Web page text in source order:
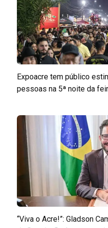
Expoacre tem público
pessoas na 5ª noite da
“Viva o Acre!”: Gladson